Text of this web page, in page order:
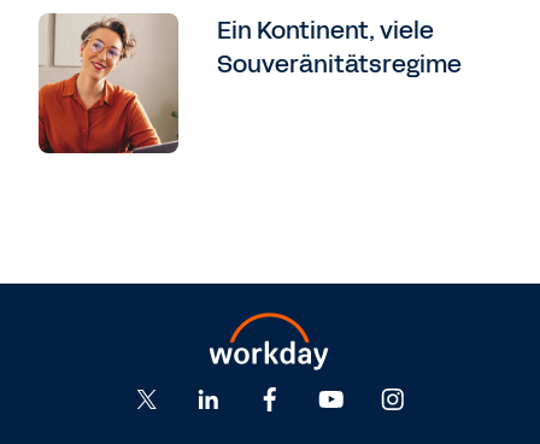
Ein Kontinent, viele
Souveränitätsregime